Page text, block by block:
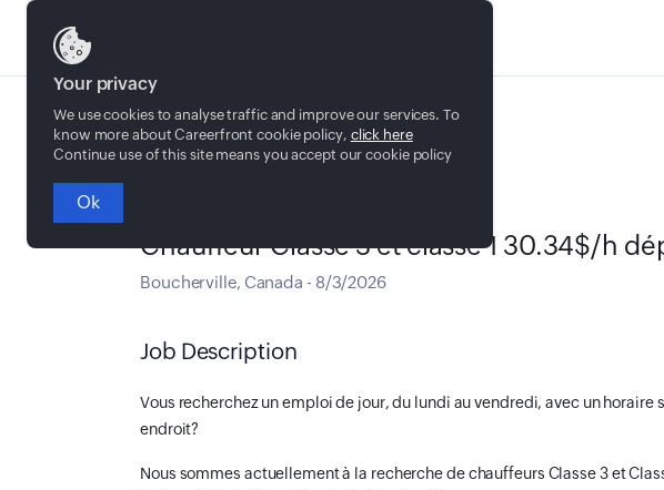
Chauffeur Classe 3 et classe 1 30.34$/h
Boucherville, Canada - 8/3/2026
Job Description
Vous recherchez un emploi de jour, du lundi au vendredi, avec un
endroit?
Nous sommes actuellement à la recherche de chauffeurs Classe 3 et
Your privacy
We use cookies to analyse traffic and improve our services. To
know more about Careerfront cookie policy, click here
Continue use of this site means you accept our cookie policy
Ok